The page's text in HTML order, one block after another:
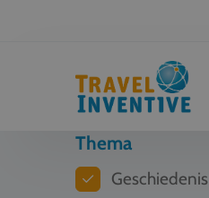
Thema
Geschiedenis